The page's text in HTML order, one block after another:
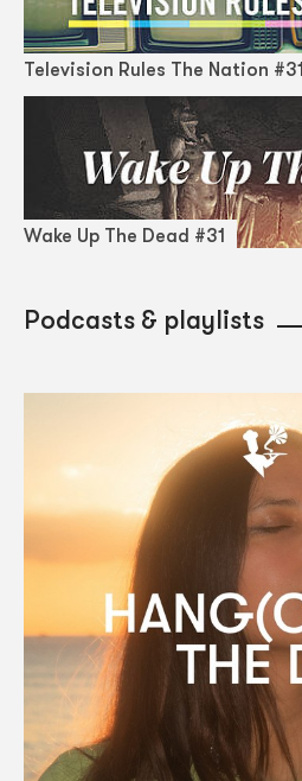
Television Rules The Nation #31
Wake Up The Dead #31
Podcasts & playlists